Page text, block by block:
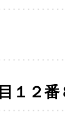
１２番